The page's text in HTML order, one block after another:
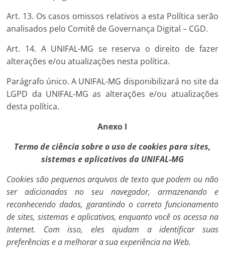
Art. 13. Os casos omissos relativos a esta Política serão
analisados pelo Comitê de Governança Digital – CGD.
Art. 14. A UNIFAL-MG se reserva o direito de fazer
alterações e/ou atualizações nesta política.
Parágrafo único. A UNIFAL-MG disponibilizará no site da
LGPD da UNIFAL-MG as alterações e/ou atualizações
desta política.
Anexo I
Termo de ciência sobre o uso de cookies para sites,
sistemas e aplicativos da UNIFAL-MG
Cookies são pequenos arquivos de texto que podem ou não
ser adicionados no seu navegador, armazenando e
reconhecendo dados, garantindo o correto funcionamento
de sites, sistemas e aplicativos, enquanto você os acessa na
Internet. Com isso, eles ajudam a identificar suas
preferências e a melhorar a sua experiência na Web.